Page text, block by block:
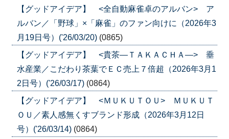
【グッドアイデア】 <全自動麻雀卓のアルバン> ア
ルバン／「野球」×「麻雀」のファン向けに（2026年3
月19日号）('26/03/20) (0865)
【グッドアイデア】 <貴茶―ＴＡＫＡＣＨＡ―> 垂
水産業／こだわり茶葉でＥＣ売上７倍超（2026年3月1
2日号）('26/03/17) (0864)
【グッドアイデア】 <ＭＵＫＵＴＯＵ> ＭＵＫＵＴ
ＯＵ／素人感無くすブランド形成（2026年3月12日
号）('26/03/14) (0864)